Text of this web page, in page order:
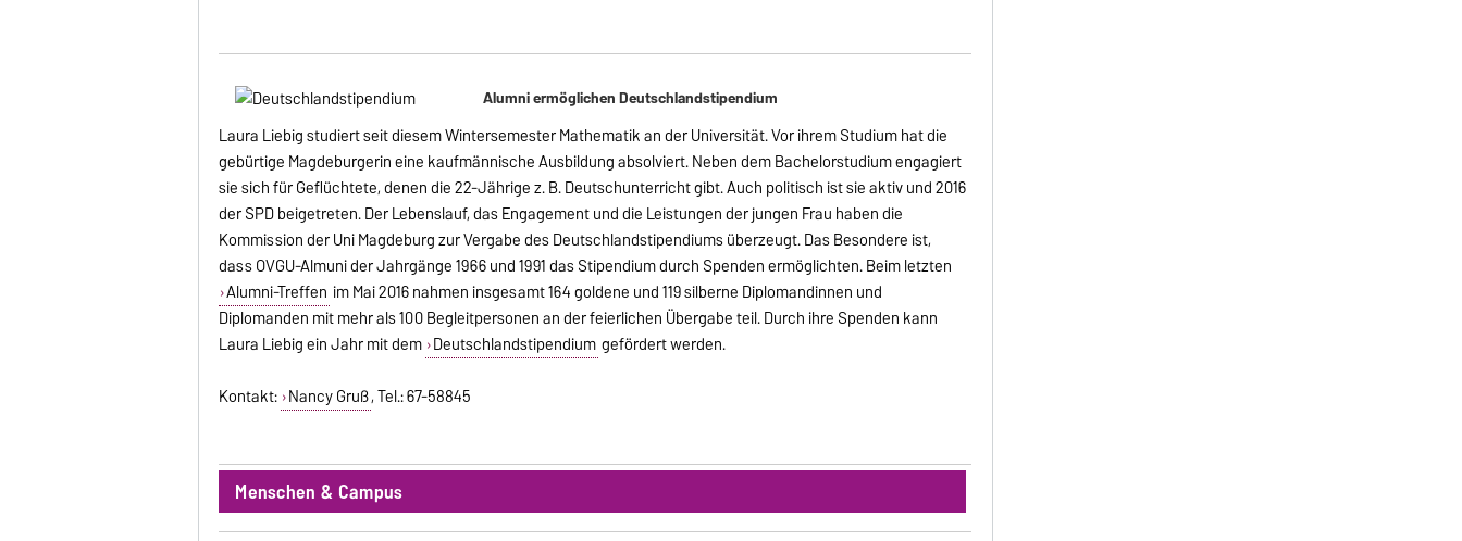
Alumni ermöglichen Deutschlandstipendium
Laura Liebig studiert seit diesem Wintersemester Mathematik an der Universität. Vor ihrem Studium hat die
gebürtige Magdeburgerin eine kaufmännische Ausbildung absolviert. Neben dem Bachelorstudium engagiert
sie sich für Geflüchtete, denen die 22-Jährige z. B. Deutschunterricht gibt. Auch politisch ist sie aktiv und 2016
der SPD beigetreten. Der Lebenslauf, das Engagement und die Leistungen der jungen Frau haben die
Kommission der Uni Magdeburg zur Vergabe des Deutschlandstipendiums überzeugt. Das Besondere ist,
dass OVGU-Almuni der Jahrgänge 1966 und 1991 das Stipendium durch Spenden ermöglichten. Beim letzten
Alumni-Treffen im Mai 2016 nahmen insgesamt 164 goldene und 119 silberne Diplomandinnen und
Diplomanden mit mehr als 100 Begleitpersonen an der feierlichen Übergabe teil. Durch ihre Spenden kann
Laura Liebig ein Jahr mit dem Deutschlandstipendium gefördert werden.
Kontakt: Nancy Gruß, Tel.: 67-58845
Menschen & Campus